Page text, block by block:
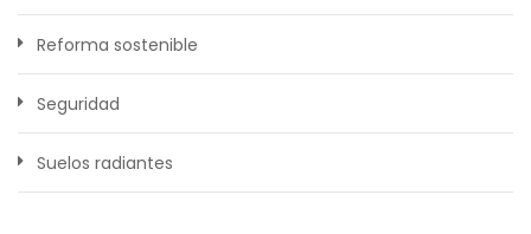
Reforma sostenible
Seguridad
Suelos radiantes